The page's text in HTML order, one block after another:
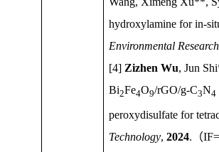
hydroxylamine for in-
Environmental Research
[4] Zizhen Wu, Jun Shi
Bi2Fe4O9/rGO/g-C3N4
peroxydisulfate for
Technology, 2024. （